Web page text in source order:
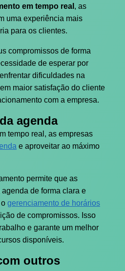
em tempo real , as
uma experiência mais
para os clientes.
compromissos de forma
de esperar por
dificuldades na
maior satisfação do cliente
com a empresa.
agenda
tempo real, as empresas
e aproveitar ao máximo
permite que as
de forma clara e
gerenciamento de horários
de compromissos. Isso
e garante um melhor
disponíveis.
outros